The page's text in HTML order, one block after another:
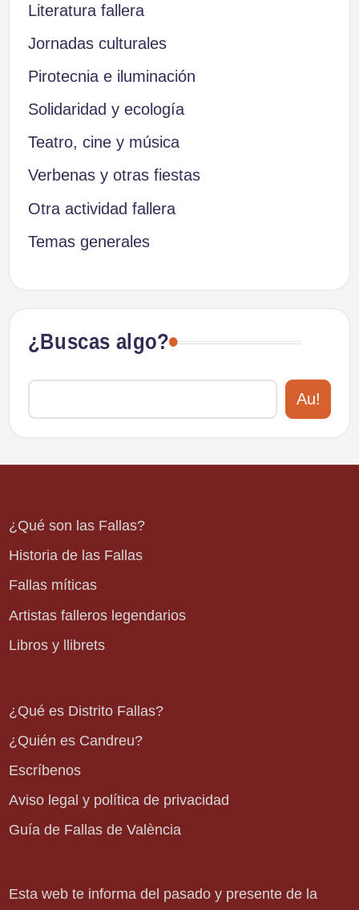
Literatura fallera
Jornadas culturales
Pirotecnia e iluminación
Solidaridad y ecología
Teatro, cine y música
Verbenas y otras fiestas
Otra actividad fallera
Temas generales
¿Buscas algo?
Au!
¿Qué son las Fallas?
Historia de las Fallas
Fallas míticas
Artistas falleros legendarios
Libros y llibrets
¿Qué es Distrito Fallas?
¿Quién es Candreu?
Escríbenos
Aviso legal y política de privacidad
Guía de Fallas de València
Esta web te informa del pasado y presente de la